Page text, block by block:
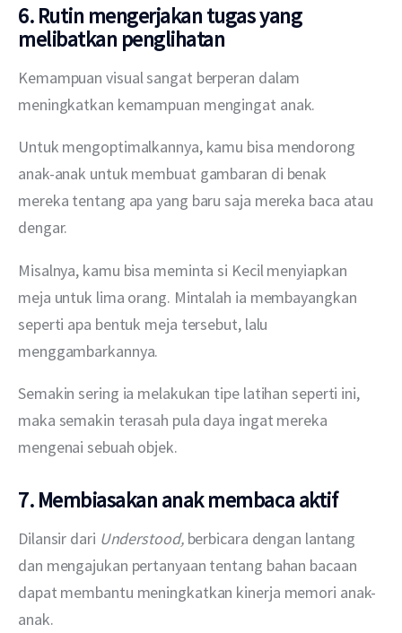
6. Rutin mengerjakan tugas yang
melibatkan penglihatan
Kemampuan visual sangat berperan dalam
meningkatkan kemampuan mengingat anak.
Untuk mengoptimalkannya, kamu bisa mendorong
anak-anak untuk membuat gambaran di benak
mereka tentang apa yang baru saja mereka baca atau
dengar.
Misalnya, kamu bisa meminta si Kecil menyiapkan
meja untuk lima orang. Mintalah ia membayangkan
seperti apa bentuk meja tersebut, lalu
menggambarkannya.
Semakin sering ia melakukan tipe latihan seperti ini,
maka semakin terasah pula daya ingat mereka
mengenai sebuah objek.
7. Membiasakan anak membaca aktif
Dilansir dari Understood, berbicara dengan lantang
dan mengajukan pertanyaan tentang bahan bacaan
dapat membantu meningkatkan kinerja memori anak-
anak.